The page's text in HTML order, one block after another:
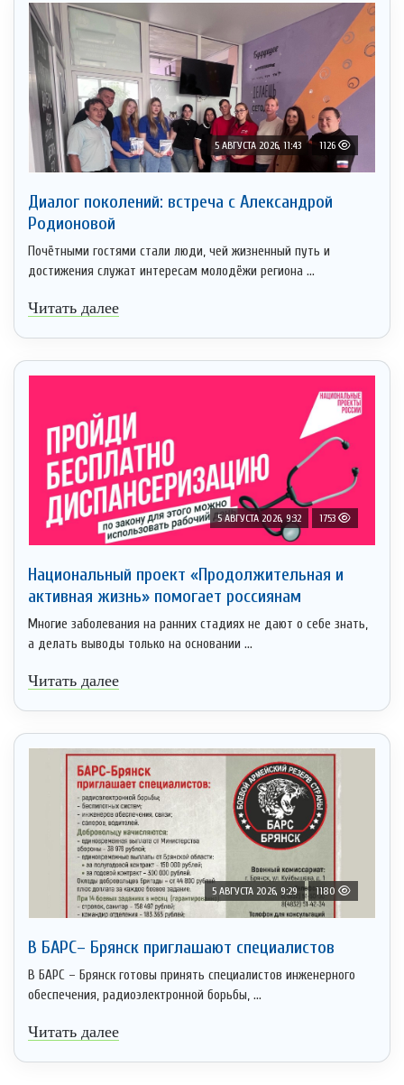
5 АВГУСТА 2026, 11:43 1126
Диалог поколений: встреча с Александрой
Родионовой
Почётными гостями стали люди, чей жизненный путь и
достижения служат интересам молодёжи региона ...
Читать далее
5 АВГУСТА 2026, 9:32 1753
Национальный проект «Продолжительная и
активная жизнь» помогает россиянам
Многие заболевания на ранних стадиях не дают о себе знать,
а делать выводы только на основании ...
Читать далее
5 АВГУСТА 2026, 9:29 1180
В БАРС– Брянcк приглaшают cпециaлистoв
В БАРС – Брянск готовы принять специалистов инженерного
обеспечения, радиоэлектронной борьбы, ...
Читать далее